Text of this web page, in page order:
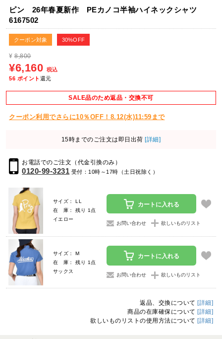
ピン 26年春夏新作 PEカノコ半袖ハイネックシャツ
6167502
クーポン対象 30%OFF
¥ 8,800
¥6,160 税込
56 ポイント 還元
SALE品のため返品・交換不可
クーポン利用でさらに10％OFF！8.12(水)11:59まで
15時までのご注文は即日出荷 [詳細]
お電話でのご注文（代金引換のみ）
0120-99-3231 受付：10時～17時（土日祝除く）
サイズ： LL
在 庫： 残り 1点
イエロー
カートに入れる
お問い合わせ 欲しいものリスト
サイズ： M
在 庫： 残り 1点
サックス
カートに入れる
お問い合わせ 欲しいものリスト
返品、交換について [詳細]
商品の在庫確保について [詳細]
欲しいものリストの使用方法について [詳細]